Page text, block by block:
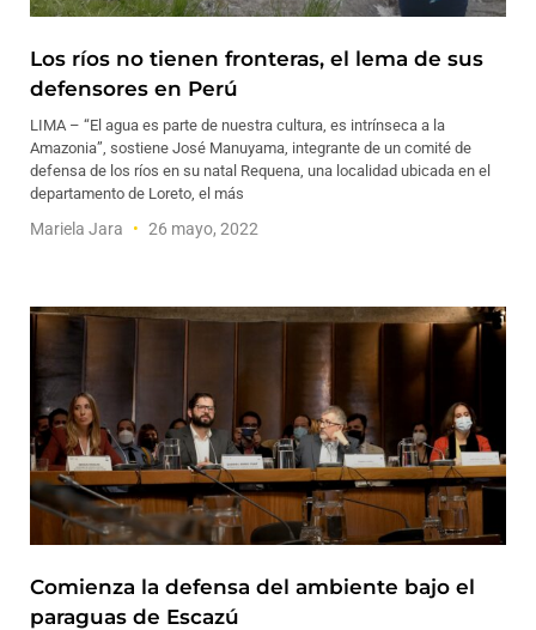
Los ríos no tienen fronteras, el lema de sus
defensores en Perú
LIMA – “El agua es parte de nuestra cultura, es intrínseca a la
Amazonia”, sostiene José Manuyama, integrante de un comité de
defensa de los ríos en su natal Requena, una localidad ubicada en el
departamento de Loreto, el más
Mariela Jara 26 mayo, 2022
Comienza la defensa del ambiente bajo el
paraguas de Escazú